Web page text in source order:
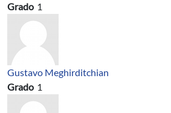
Grado 1
Gustavo Meghirditchian
Grado 1